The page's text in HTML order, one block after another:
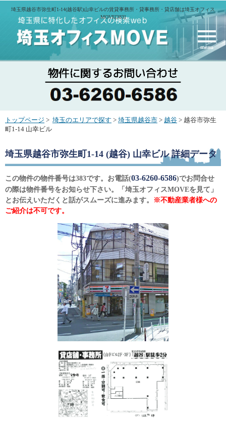
埼玉県越谷市弥生町1-14(越谷駅)山幸ビルの賃貸事務所・貸事務所・貸店舗は埼玉オフィス
MOVE[383]
menu
トップページ > 埼玉のエリアで探す > 埼玉県越谷市 > 越谷 > 越谷市弥生
町1-14 山幸ビル
埼玉県越谷市弥生町1-14 (越谷) 山幸ビル詳細データ
この物件の物件番号は383です。お電話(03-6260-6586)でお問合せ
の際は物件番号をお知らせ下さい。「埼玉オフィスMOVEを見て」
とお伝えいただくと話がスムーズに進みます。
※不動産業者様への
ご紹介は不可です。